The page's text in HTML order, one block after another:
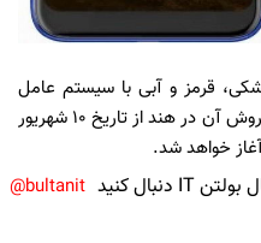
قرمز و آبی با سیستم عامل
عرضه می‌کند. فروش آن در هند از تاریخ ۱۰ شهریور
bultanit@